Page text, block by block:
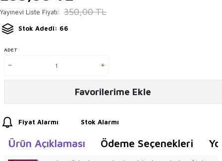
Yayınevi Liste Fiyatı: 350,00TL
Stok Adedi: 66
ADET
Favorilerime Ekle
Fiyat Alarmı Stok Alarmı
Ürün Açıklaması Ödeme Seçenekleri